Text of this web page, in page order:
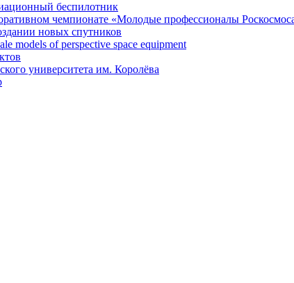
беспилотник
чемпионате «Молодые профессионалы
новых спутников
models of perspective space equipment
университета им. Королёва